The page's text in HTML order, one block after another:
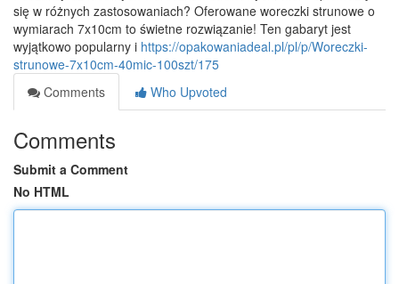
się w różnych zastosowaniach? Oferowane woreczki strunowe o
wymiarach 7x10cm to świetne rozwiązanie! Ten gabaryt jest
wyjątkowo popularny i https://opakowaniadeal.pl/pl/p/Woreczki-
strunowe-7x10cm-40mic-100szt/175
Comments
Who Upvoted
Comments
Submit a Comment
No HTML